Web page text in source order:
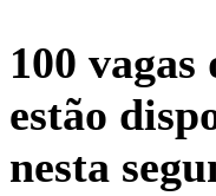
100 vagas
estão
nesta